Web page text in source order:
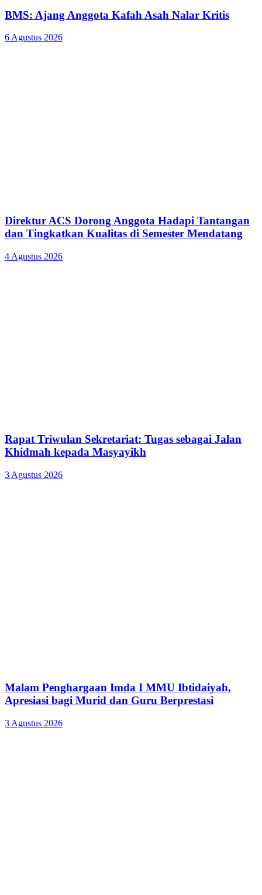
BMS: Ajang Anggota Kafah Asah Nalar Kritis
6 Agustus 2026
Direktur ACS Dorong Anggota Hadapi Tantangan
dan Tingkatkan Kualitas di Semester Mendatang
4 Agustus 2026
Rapat Triwulan Sekretariat: Tugas sebagai Jalan
Khidmah kepada Masyayikh
3 Agustus 2026
Malam Penghargaan Imda I MMU Ibtidaiyah,
Apresiasi bagi Murid dan Guru Berprestasi
3 Agustus 2026